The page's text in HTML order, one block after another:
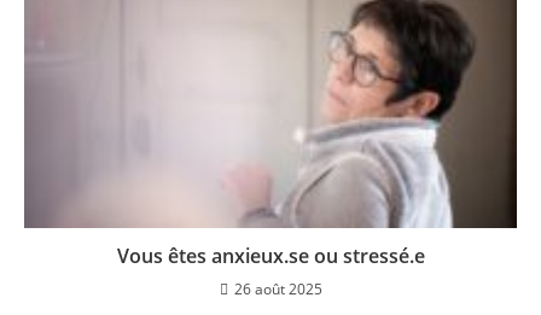
Vous êtes anxieux.se ou stressé.e
26 août 2025